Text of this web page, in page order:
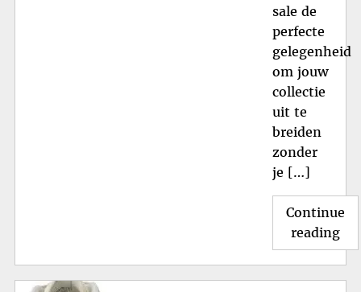
sale de
perfecte
gelegenheid
om jouw
collectie
uit te
breiden
zonder
je […]
Continue
reading